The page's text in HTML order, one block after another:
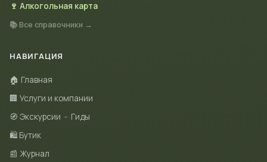
🍷 Алкогольная карта
📚 Все справочники →
НАВИГАЦИЯ
🏠 Главная
🏢 Услуги и компании
🧭 Экскурсии – Гиды
🛍 Бутик
📰 Журнал